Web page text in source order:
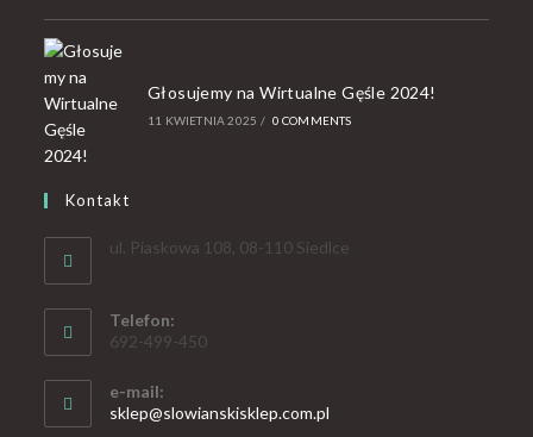
Głosujemy na Wirtualne Gęśle 2024!
11 KWIETNIA 2025 / 0 COMMENTS
Kontakt
ul. Piaskowa 108, 08-110 Siedlce
Telefon:
692-499-450
e-mail:
sklep@slowianskisklep.com.pl